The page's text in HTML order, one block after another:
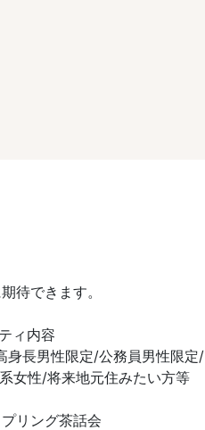
待できます。
ィ内容
長男性限定/公務員男性限定/
女性/将来地元住みたい方等
リング茶話会